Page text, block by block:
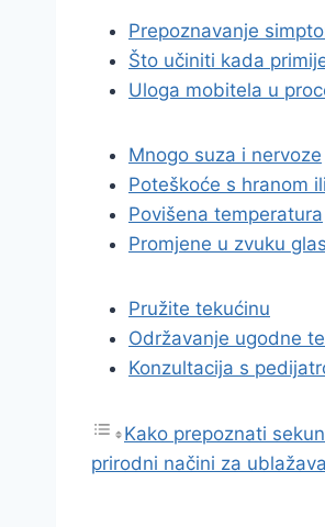
Prepoznavanje
Što učiniti kada
Uloga mobitela u
Mnogo suza i nervoze
Poteškoće s hranom
Povišena temperatura
Promjene u zvuku
Pružite tekućinu
Održavanje ugodne
Konzultacija s
Kako prepoznati
prirodni načini za